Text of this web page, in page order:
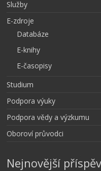
Služby
E-zdroje
Databáze
E-knihy
E-časopisy
Studium
Podpora výuky
Podpora vědy a výzkumu
Oboroví průvodci
Nejnovější